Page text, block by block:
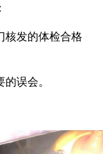
核发的体检合格
误会。